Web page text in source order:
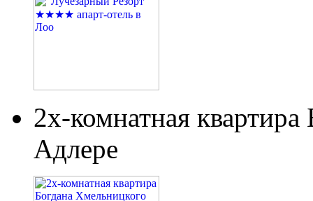
2х-комнатная
Адлере